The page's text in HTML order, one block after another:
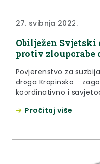
27. svibnja 2022.
Obilježen Svjetski
protiv zlouporabe
Povjerenstvo za
droga Krapinsko -
koordinativno i
ostalog, svake godine
Pročitaj više